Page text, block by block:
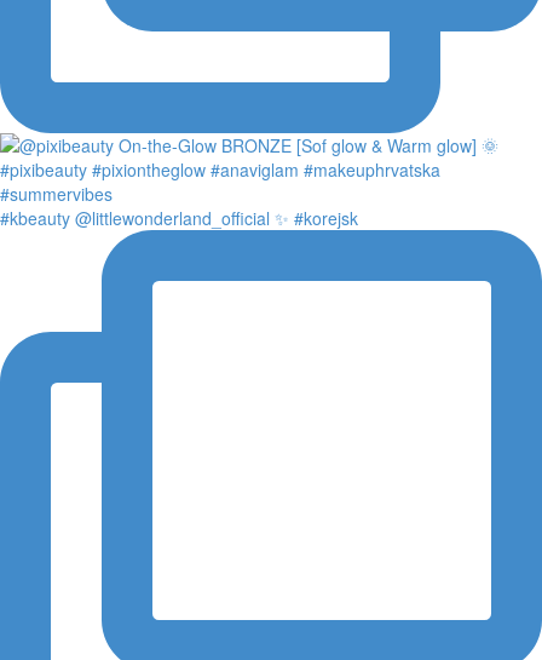
#kbeauty @littlewonderland_official ✨ #korejsk